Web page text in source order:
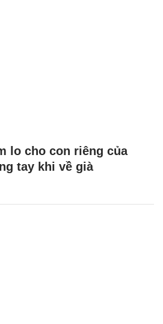
lo cho con riêng của
tay khi về già